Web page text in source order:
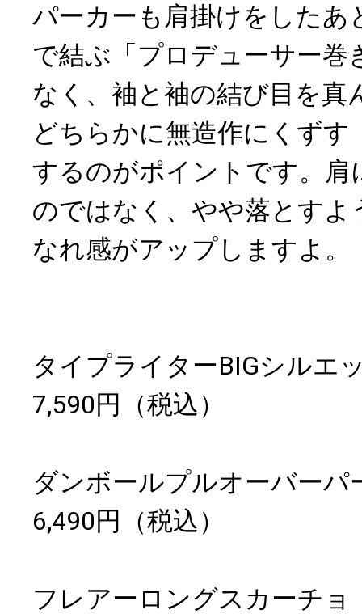
パーカーも肩掛けをしたあ
で結ぶ「プロデューサー巻
なく、袖と袖の結び目を真
どちらかに無造作にくずす
するのがポイントです。肩
のではなく、やや落とすよ
なれ感がアップしますよ。
タイプライターBIGシルエ
7,590円（税込）
ダンボールプルオーバーパ
6,490円（税込）
フレアーロングスカーチョ